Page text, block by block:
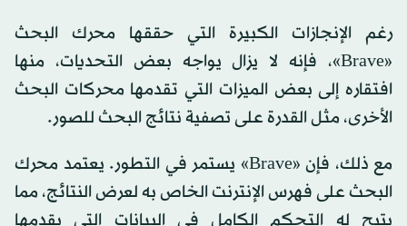
رغم الإنجازات الكبيرة التي حققها محرك البحث
«Brave»، فإنه لا يزال يواجه بعض التحديات، منها
افتقاره إلى بعض الميزات التي تقدمها محركات البحث
الأخرى، مثل القدرة على تصفية نتائج البحث للصور.
مع ذلك، فإن «Brave» يستمر في التطور. يعتمد محرك
البحث على فهرس الإنترنت الخاص به لعرض النتائج، مما
يتيح له التحكم الكامل في البيانات التي يقدمها